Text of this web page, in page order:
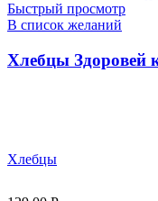
Быстрый просмотр
В список желаний
Хлебцы Здоровей
Хлебцы